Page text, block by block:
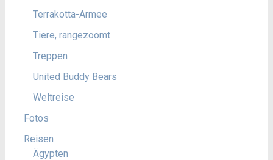
Terrakotta-Armee
Tiere, rangezoomt
Treppen
United Buddy Bears
Weltreise
Fotos
Reisen
Ägypten